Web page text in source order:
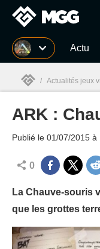
MGG Actu
MGG
/ Actualités jeux
ARK :
Publié le 01/07/2015 à
0
La Chauve-souris
que les grottes